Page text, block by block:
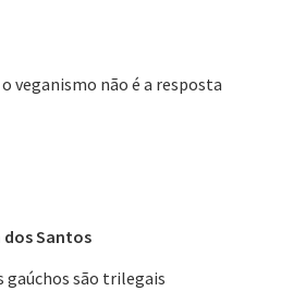
veganismo não é a resposta
Santos
gaúchos são trilegais